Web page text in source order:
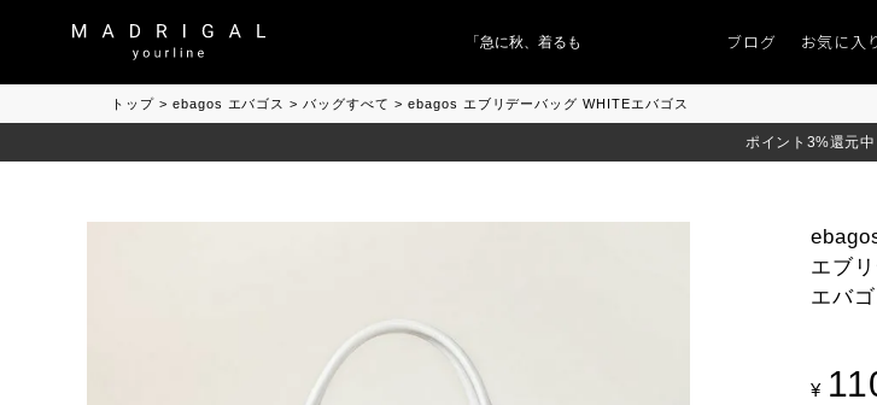
「急に秋、着るものがない」 「キレイなニット」 ポイント9
ブログ お気に入
トップ ebagos エバゴス バッグすべて ebagos エブリデーバッグ WHITEエバゴス
ポイント3%還元中
エブ
エバ
¥